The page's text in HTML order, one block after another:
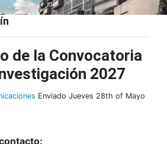
de la Convocatoria
2027
Enviado Jueves 28th of Mayo